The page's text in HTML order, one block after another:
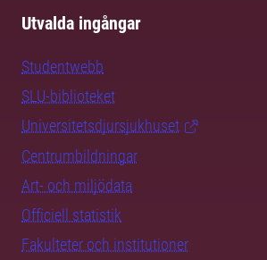
Utvalda ingångar
Studentwebb
SLU-biblioteket
Universitetsdjursjukhuset
Centrumbildningar
Art- och miljödata
Officiell statistik
Fakulteter och institutioner